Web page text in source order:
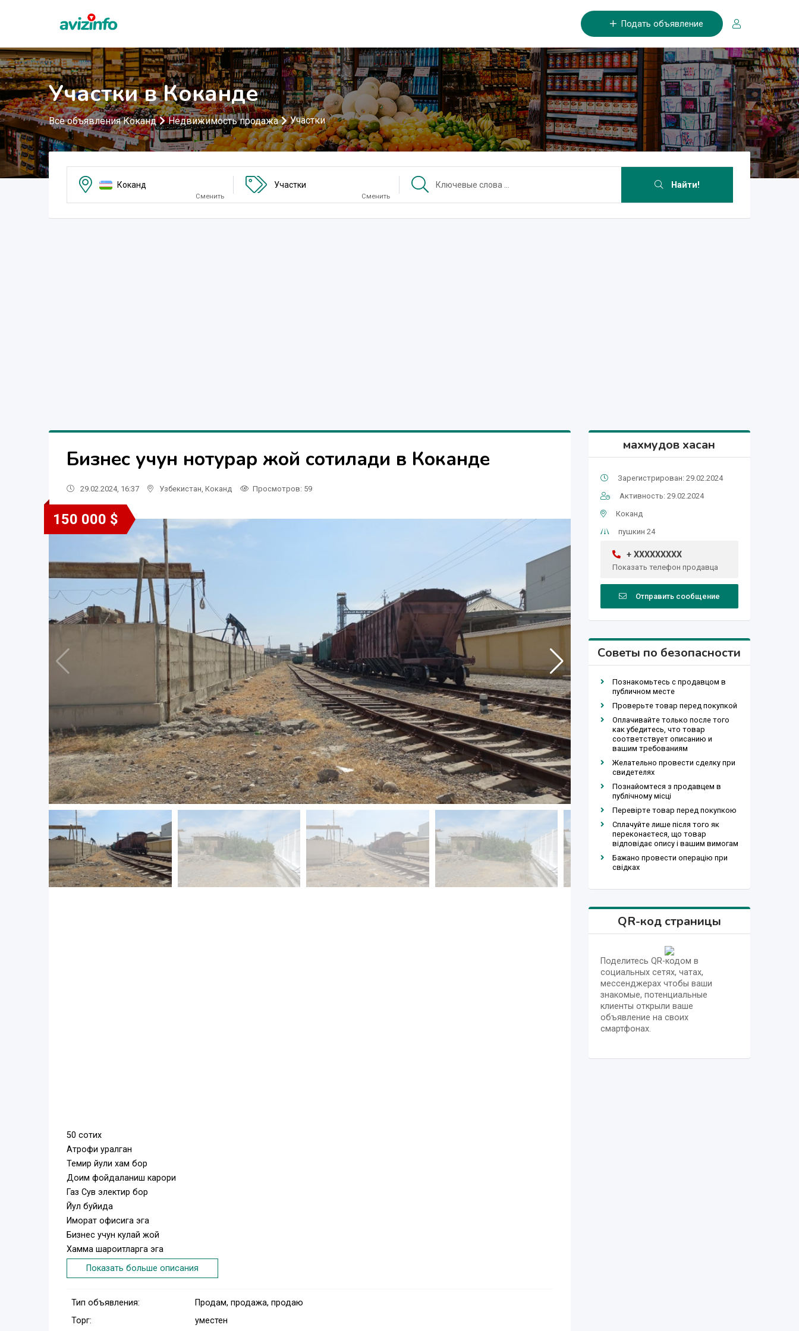
Подать объявление
Участки в Коканде
Все объявления Коканд Недвижимость продажа Участки
Коканд
Сменить
Участки
Сменить
Найти!
Бизнес учун нотурар жой сотилади в Коканде
29.02.2024, 16:37 Узбекистан Коканд Просмотров: 59
150 000 $
50 сотих
Атрофи уралган
Темир йули хам бор
Доим фойдаланиш карори
Газ Сув электир бор
Йул буйида
Иморат офисига эга
Бизнес учун кулай жой
Хамма шароитларга эга
Кадастир хужжати бор
Нархи 150.000$ ками бор
Показать больше описания
Тип объявления:
Продам, продажа, продаю
Торг:
уместен
махмудов хасан
Зарегистрирован: 29.02.2024
Активность: 29.02.2024
Коканд
пушкин 24
+ XXXXXXXXX
Показать телефон продавца
Отправить сообщение
Советы по безопасности
Познакомьтесь с продавцом в
публичном месте
Проверьте товар перед покупкой
Оплачивайте только после того
как убедитесь, что товар
соответствует описанию и
вашим требованиям
Желательно провести сделку при
свидетелях
Познайомтеся з продавцем в
публічному місці
Перевірте товар перед покупкою
Сплачуйте лише після того як
переконаєтеся, що товар
відповідає опису і вашим вимогам
Бажано провести операцію при
свідках
QR-код страницы
Поделитесь QR-кодом в
социальных сетях, чатах,
мессенджерах чтобы ваши
знакомые, потенциальные
клиенты открыли ваше
объявление на своих
смартфонах.